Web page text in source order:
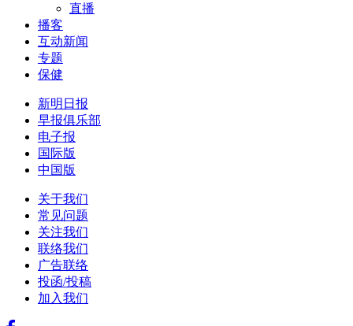
直播
播客
互动新闻
专题
保健
新明日报
早报俱乐部
电子报
国际版
中国版
关于我们
常见问题
关注我们
联络我们
广告联络
投函/投稿
加入我们